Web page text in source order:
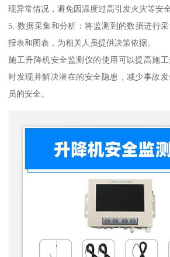
现异常情况，避免因温度过高引发火灾等安全
5. 数据采集和分析：将监测到的数据进行
报表和图表，为相关人员提供决策依据。
施工升降机安全监测仪的使用可以提高施
时发现并解决潜在的安全隐患，减少事故
员的安全。